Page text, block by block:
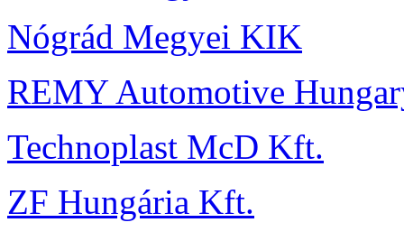
Nógrád Megyei KIK
REMY Automotive
Technoplast McD Kft.
ZF Hungária Kft.